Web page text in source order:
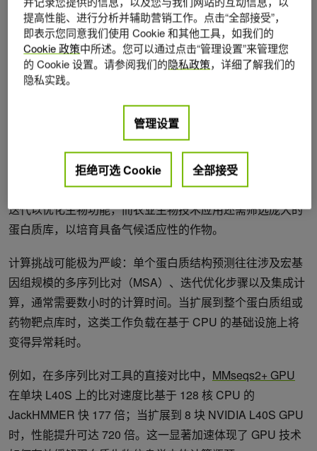
视频 1。NVIDIA RTX PRO Blackwell 服务器版 GPU 为蛋白质结
为什么速度和规模在蛋白质结构预测中
蛋白质折叠处于计算生物学中计算需求极高的任务交汇点。
现代药物研发需要分析大量蛋白质结构，酶工程则依赖快速
迭代以优化生物功能，而农业生物技术应用还需筛选庞大的
蛋白质库，以培育具备气候适应性的作物。
计算挑战可能极为严峻：单个蛋白质结构预测往往涉及宏基
因组规模的多序列比对（MSA）、迭代优化步骤以及集成计
算，通常需要数小时的计算时间。当扩展到整个蛋白质组或
药物靶点库时，这类工作负载在基于 CPU 的基础设施上将
变得异常耗时。
例如，在多序列比对工具的直接对比中， MMseqs2+ GPU
在单块 L40S 上的比对速度比基于 128 核 CPU 的
JackHMMER 快 177 倍；当扩展到 8 块 NVIDIA L40S GPU
时，性能提升可达 720 倍。这一显著加速体现了 GPU 技术
提高性能、进行分析并辅助营销工作。点击“全部接受”，
即表示您同意我们使用 Cookie 和其他工具，如我们的
Cookie 政策中所述。您可以通过点击“管理设置”来管理您
的 Cookie 设置。请参阅我们的隐私政策，详细了解我们的
隐私实践。
管理设置
拒绝可选 Cookie 全部接受